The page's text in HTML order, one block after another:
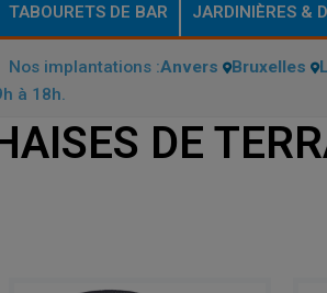
TABOURETS DE BAR JARDINIÈRES &
Nos implantations :Anvers Bruxelles
à 18h.
DE